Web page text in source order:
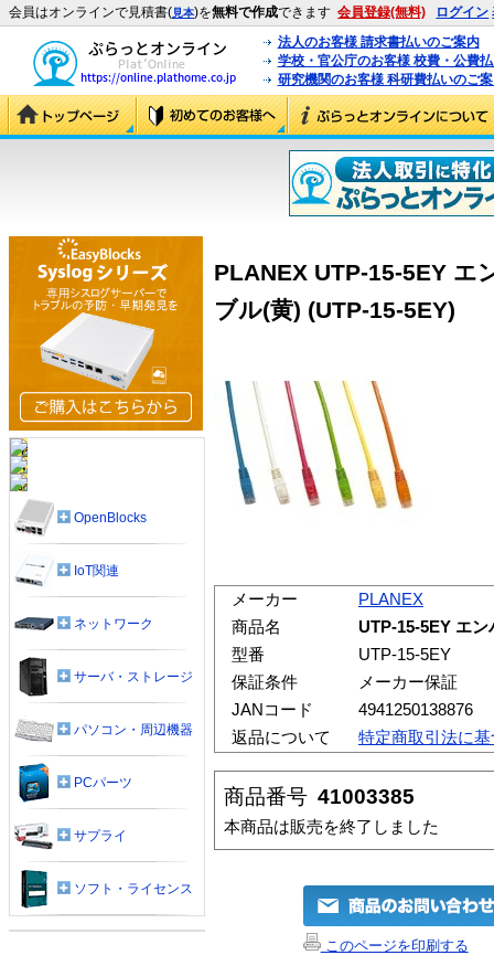
会員はオンラインで見積書(見本)を無料で作成できます 会員登録(無料) ログイン
法人のお客様 請求書払いのご案内
学校・官公庁のお客様 校費・公費
研究機関のお客様 科研費払いのご
PLANEX UTP-15-5EY エ
ブル(黄) (UTP-15-5EY)
メーカー
PLANEX
商品名
UTP-15-5EY エ
型番
UTP-15-5EY
保証条件
メーカー保証
JANコード
4941250138876
返品について
特定商取引法に
商品番号 41003385
本商品は販売を終了しました
このページを印刷する
OpenBlocks
IoT関連
ネットワーク
サーバ・ストレージ
パソコン・周辺機器
PCパーツ
サプライ
ソフト・ライセンス